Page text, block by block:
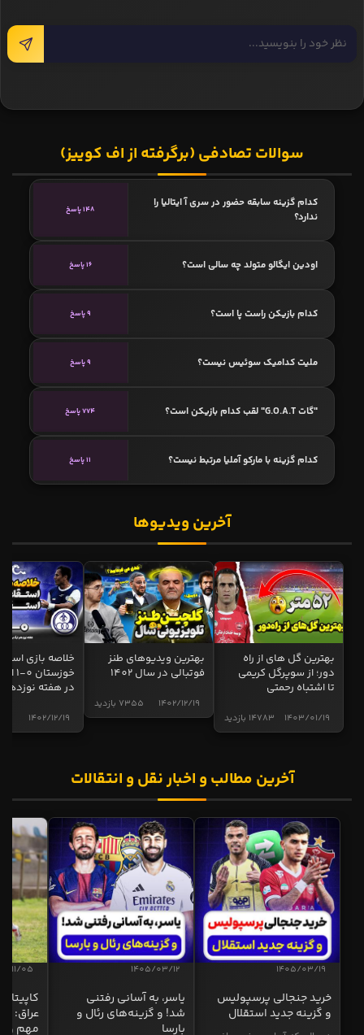
سوالات تصادفی (برگرفته از اف کوییز)
کدام گزینه سابقه حضور در سری آ ایتالیا را
ندارد؟
148 پاسخ
اودین ایگالو متولد چه سالی است؟ 16 پاسخ
کدام بازیکن راست پا است؟ 9 پاسخ
ملیت کدامیک سوئیس نیست؟ 9 پاسخ
"گات G.O.A.T" لقب کدام بازیکن است؟ 774 پاسخ
کدام گزینه با مارکو آملیا مرتبط نیست؟ 11 پاسخ
آخرین ویدیوها
بهترین گل های از راه
دور؛ از سوپرگل کریمی
تا اشتباه رحمتی
14783 بازدید 1403/01/19
بهترین ویدیوهای طنز
فوتبالی در سال 1402
7355 بازدید 1402/12/19
خلاصه بازی
در هفته نوزدهم
1402/12/19
آخرین مطالب و اخبار نقل و انتقالات
1405/03/19
خرید جنجالی پرسپولیس
و گزینه جدید استقلال
1405/03/12
یاسر، به آسانی رفتنی
شد! و گزینه‌های رئال و
بارسا
11/05
عراق:
مهم و